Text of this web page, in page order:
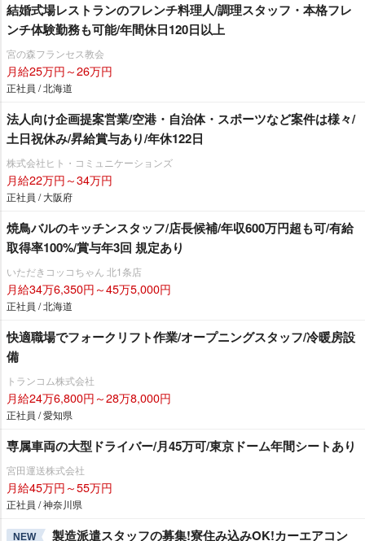
結婚式場レストランのフレンチ料理人/調理スタッフ・本格フレ
ンチ体験勤務も可能/年間休日120日以上
宮の森フランセス教会
月給25万円～26万円
正社員 / 北海道
法人向け企画提案営業/空港・自治体・スポーツなど案件は様々/
土日祝休み/昇給賞与あり/年休122日
株式会社ヒト・コミュニケーションズ
月給22万円～34万円
正社員 / 大阪府
焼鳥バルのキッチンスタッフ/店長候補/年収600万円超も可/有給
取得率100%/賞与年3回 規定あり
いただきコッコちゃん 北1条店
月給34万6,350円～45万5,000円
正社員 / 北海道
快適職場でフォークリフト作業/オープニングスタッフ/冷暖房設
備
トランコム株式会社
月給24万6,800円～28万8,000円
正社員 / 愛知県
専属車両の大型ドライバー/月45万可/東京ドーム年間シートあり
宮田運送株式会社
月給45万円～55万円
正社員 / 神奈川県
NEW 製造派遣スタッフの募集!寮住み込みOK!カーエアコン